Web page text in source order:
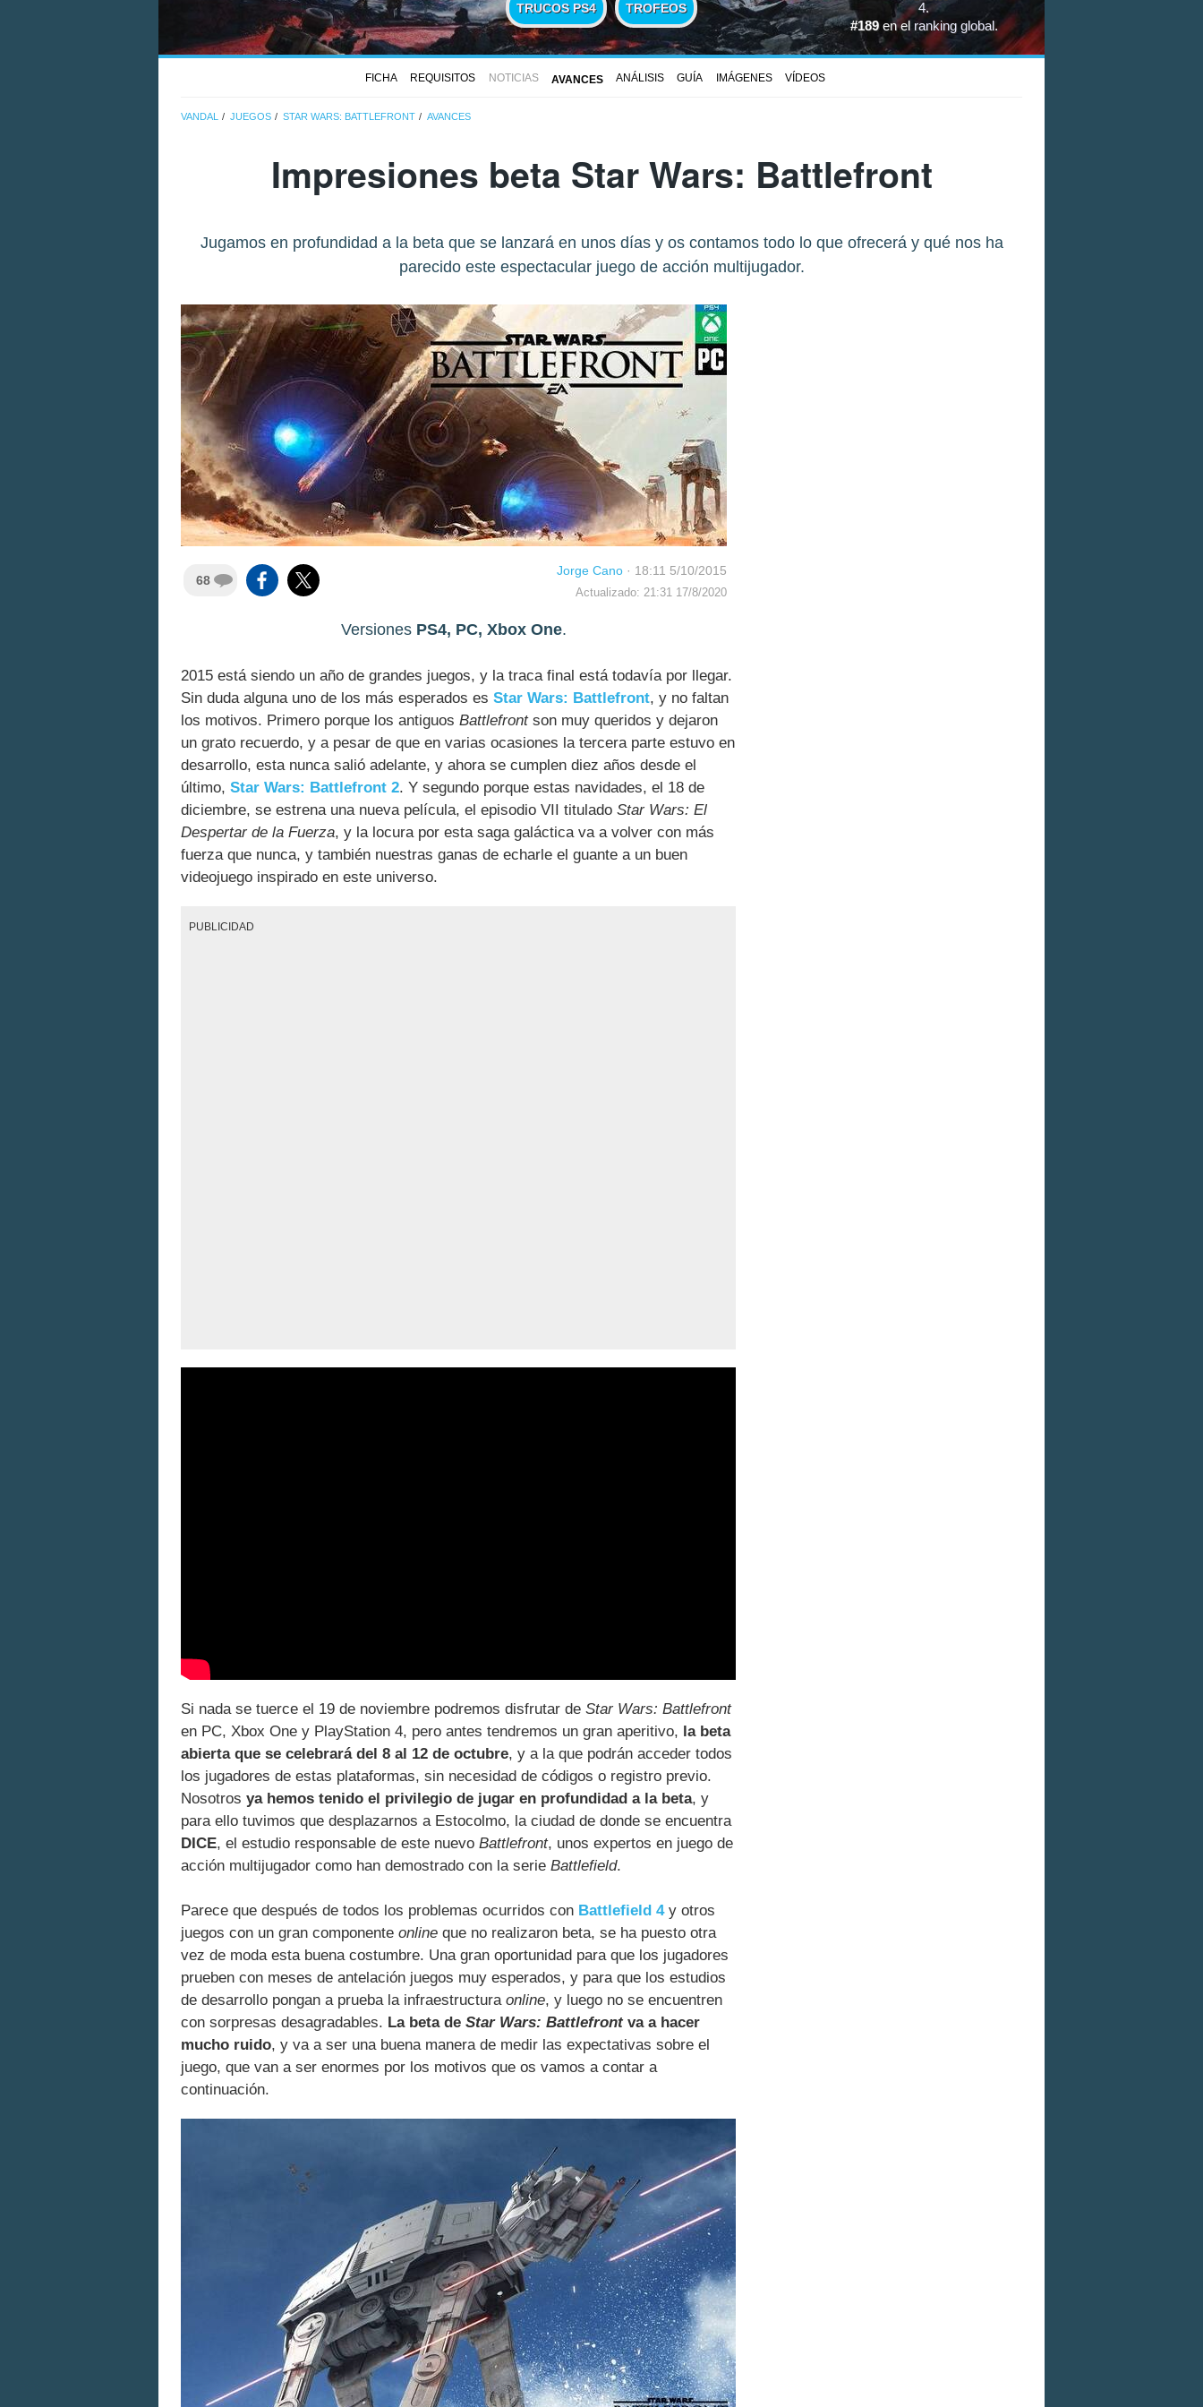
TRUCOS PS4 TROFEOS
4.
#189en el ranking global .
FICHA REQUISITOS NOTICIAS AVANCES ANÁLISIS GUÍA IMÁGENES VÍDEOS
VANDAL JUEGOS STAR WARS: BATTLEFRONT AVANCES
Impresiones beta Star Wars: Battlefront
Jugamos en profundidad a la beta que se lanzará en unos días y os contamos todo lo que ofrecerá y qué nos ha
parecido este espectacular juego de acción multijugador.
68
Jorge Cano · 18:11 5/10/2015
Actualizado: 21:31 17/8/2020
Versiones PS4, PC, Xbox One.
2015 está siendo un año de grandes juegos, y la traca final está todavía por llegar.
Sin duda alguna uno de los más esperados es Star Wars: Battlefront, y no faltan
los motivos. Primero porque los antiguos Battlefrontson muy queridos y dejaron
un grato recuerdo, y a pesar de que en varias ocasiones la tercera parte estuvo en
desarrollo, esta nunca salió adelante, y ahora se cumplen diez años desde el
último, Star Wars: Battlefront 2. Y segundo porque estas navidades, el 18 de
diciembre, se estrena una nueva película, el episodio VII titulado Star Wars: El
Despertar de la Fuerza, y la locura por esta saga galáctica va a volver con más
fuerza que nunca, y también nuestras ganas de echarle el guante a un buen
videojuego inspirado en este universo.
PUBLICIDAD
Si nada se tuerce el 19 de noviembre podremos disfrutar de Star Wars: Battlefront
en PC, Xbox One y PlayStation 4, pero antes tendremos un gran aperitivo, la beta
abierta que se celebrará del 8 al 12 de octubre, y a la que podrán acceder todos
los jugadores de estas plataformas, sin necesidad de códigos o registro previo.
Nosotros ya hemos tenido el privilegio de jugar en profundidad a la beta, y
para ello tuvimos que desplazarnos a Estocolmo, la ciudad de donde se encuentra
DICE, el estudio responsable de este nuevo Battlefront, unos expertos en juego de
acción multijugador como han demostrado con la serie Battlefield.
Parece que después de todos los problemas ocurridos con Battlefield 4y otros
juegos con un gran componente online que no realizaron beta, se ha puesto otra
vez de moda esta buena costumbre. Una gran oportunidad para que los jugadores
prueben con meses de antelación juegos muy esperados, y para que los estudios
de desarrollo pongan a prueba la infraestructura online, y luego no se encuentren
con sorpresas desagradables. La beta de Star Wars: Battlefrontva a hacer
mucho ruido, y va a ser una buena manera de medir las expectativas sobre el
juego, que van a ser enormes por los motivos que os vamos a contar a
continuación.